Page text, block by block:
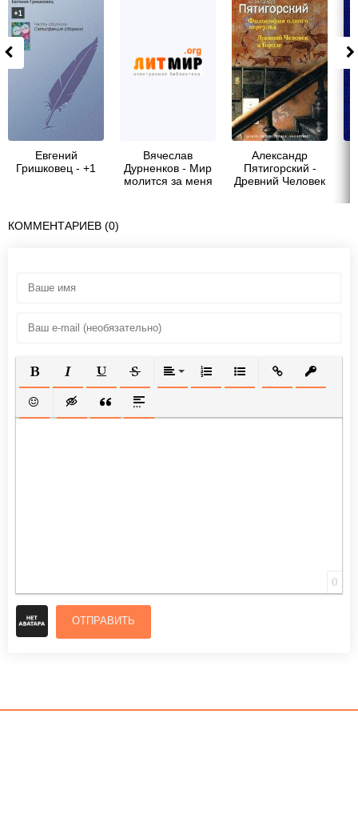
Евгений
Гришковец - +1
Вячеслав
Дурненков - Мир
молится за меня
Александр
Пятигорский -
Древний Человек
КОММЕНТАРИЕВ (0)
ПОЛУЖИРНЫЙ
КУРСИВПОДЧЕРКНУТЫЙ
ЗАЧЕРКНУТЫЙВЫРАВНИВАНИЕ
НУМЕРОВАННЫЙ СПИСОК
МАРКИРОВАННЫЙ
ВСТАВИТЬ
ВСТАВИТЬ СМАЙЛИК
ВСТАВКА СКРЫТОГО ТЕКСТА
ВСТАВКА ЦИТАТЫ
ВСТАВКА СПОЙЛЕРА
0
ОТПРАВИТЬ